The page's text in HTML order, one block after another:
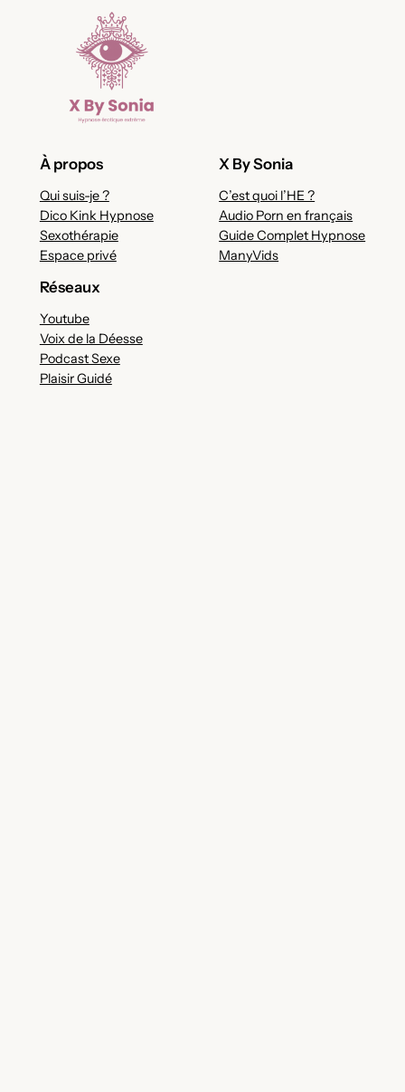
À propos
Qui suis-je ?
Dico Kink Hypnose
Sexothérapie
Espace privé
X By Sonia
C’est quoi l’HE ?
Audio Porn en français
Guide Complet Hypnose
ManyVids
Réseaux
Youtube
Voix de la Déesse
Podcast Sexe
Plaisir Guidé